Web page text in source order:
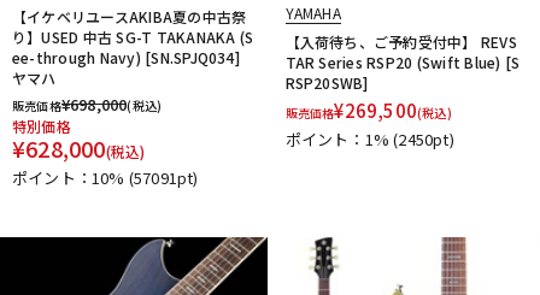
【イケベリユースAKIBA夏の中古祭
り】USED 中古 SG-T TAKANAKA (S
ee-through Navy) [SN.SPJQ034]
ヤマハ
販売価格¥698,000(税込)
特別価格
¥628,000(税込)
ポイント：10% (57091pt)
YAMAHA
【入荷待ち、ご予約受付中】 REVS
TAR Series RSP20 (Swift Blue) [S
RSP20SWB]
販売価格¥269,500(税込)
ポイント：1%(2450pt)